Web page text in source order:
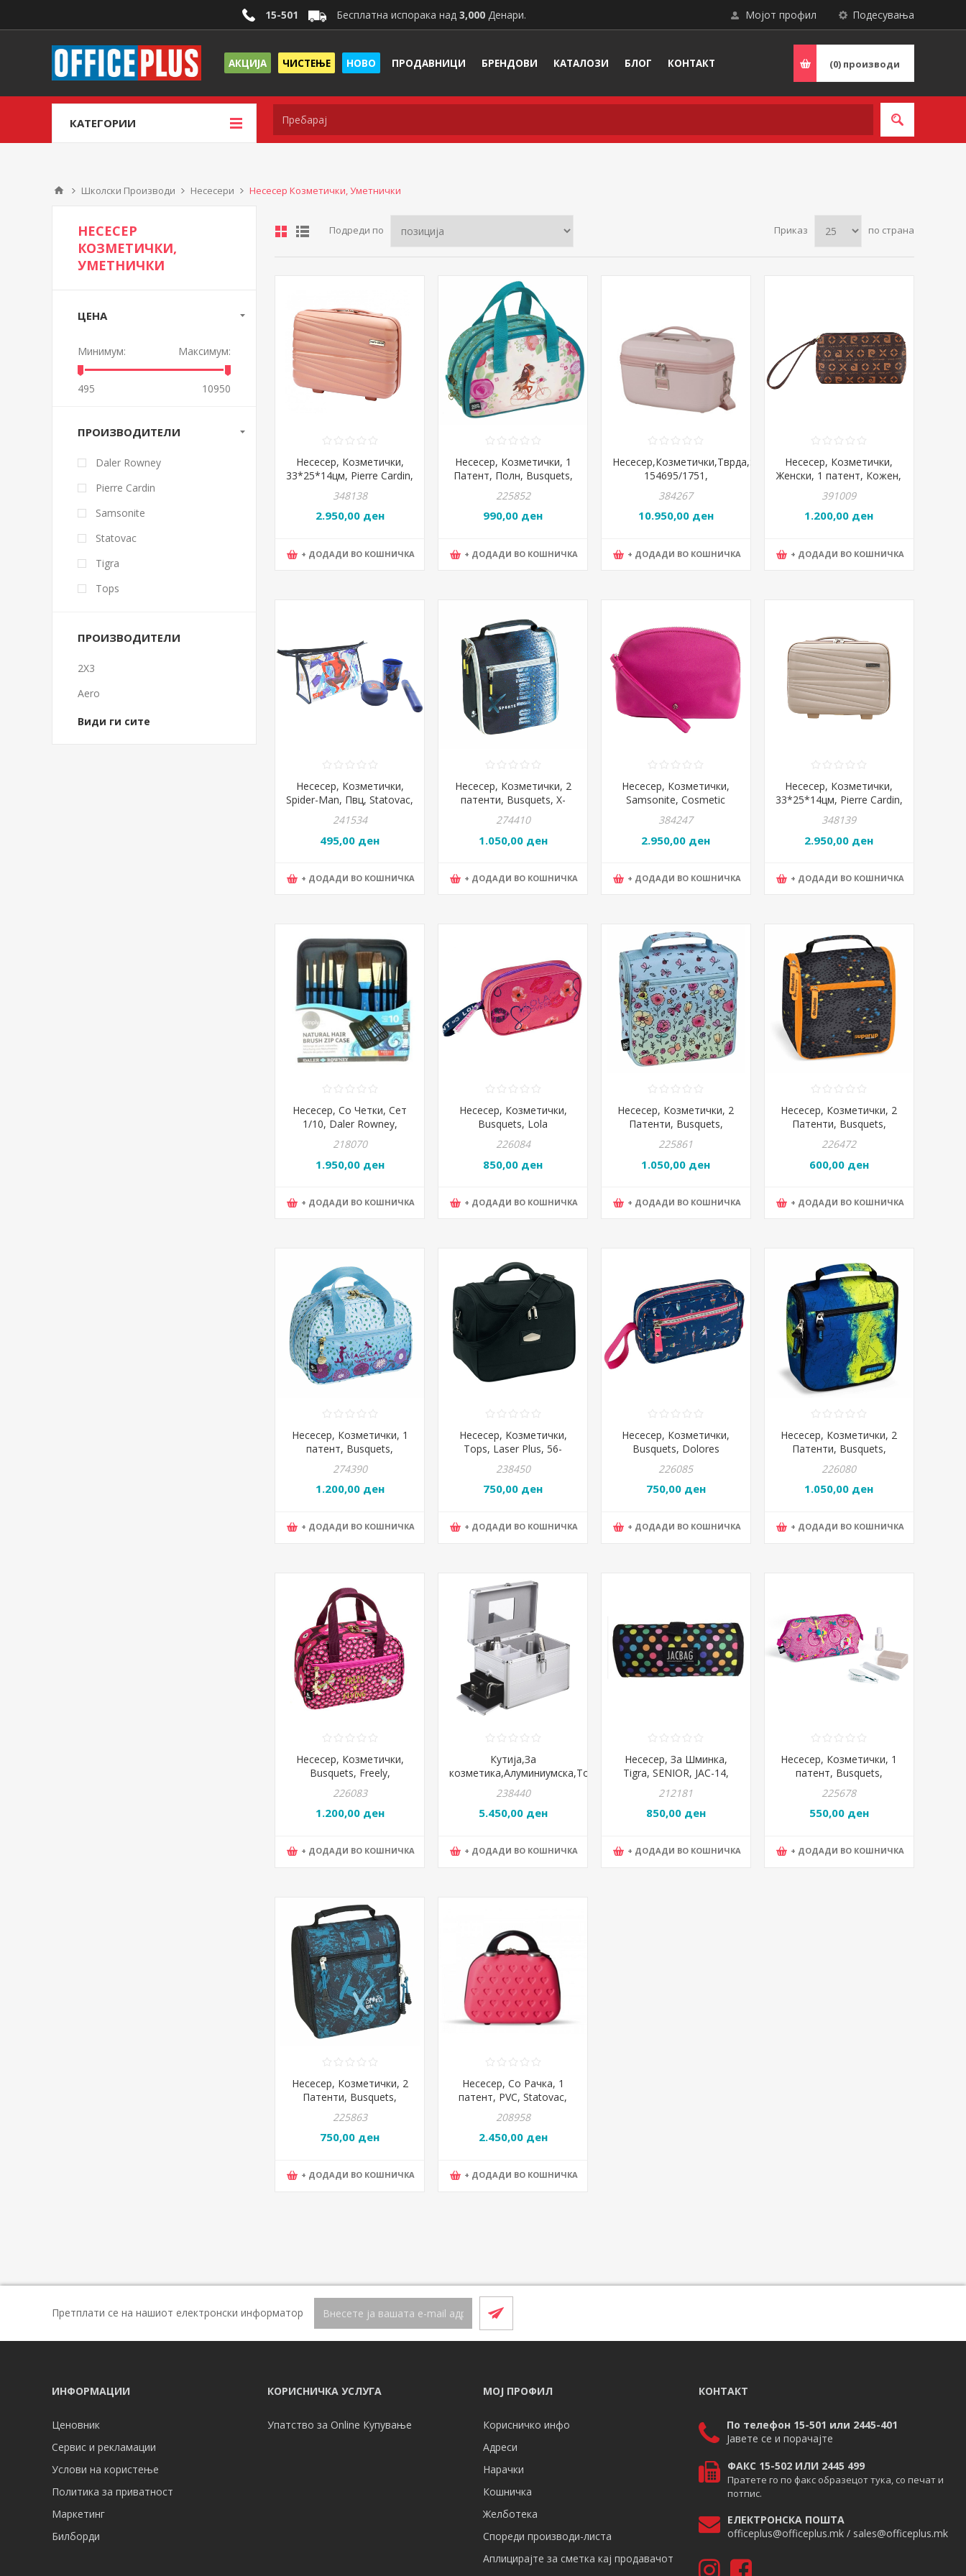
Подесувања
Мојот профил
15-501 Бесплатна испорака над 3,000 Денари.
АКЦИЈА ЧИСТЕЊЕ НОВО ПРОДАВНИЦИ БРЕНДОВИ КАТАЛОЗИ БЛОГ КОНТАКТ (0) производи
КАТЕГОРИИ
Школски Производи Несесери Несесер Козметички, Уметнички
Подреди по Приказ по страна
Несесер, Козметички,
33*25*14цм, Pierre Cardin,
1010 joy3, Розева
348138
2.950,00 ден
+ ДОДАДИ ВО КОШНИЧКА
Несесер, Козметички, 1
Патент, Полн, Busquets,
Coquette, 17.621.09110,
23*17*8цм
225852
990,00 ден
+ ДОДАДИ ВО КОШНИЧКА
Несесер,Козметички,Тврда,Samsonite,Image,
154695/1751,
36*25*24цмРозева
384267
10.950,00 ден
+ ДОДАДИ ВО КОШНИЧКА
Несесер, Козметички,
Женски, 1 патент, Кожен,
Pierre Cardin, 135 miss02,
Кафеава
391009
1.200,00 ден
+ ДОДАДИ ВО КОШНИЧКА
Несесер, Козметички,
Spider-Man, Пвц, Statovac,
Wash pack,
326814/805019
241534
495,00 ден
+ ДОДАДИ ВО КОШНИЧКА
Несесер, Козметички, 2
патенти, Busquets, X-
Sports, 17.623.09420
274410
1.050,00 ден
+ ДОДАДИ ВО КОШНИЧКА
Несесер, Козметички,
Samsonite, Cosmetic
Pouch, 154047/3482,
17*11*6цм, Розева
384247
2.950,00 ден
+ ДОДАДИ ВО КОШНИЧКА
Несесер, Козметички,
33*25*14цм, Pierre Cardin,
1010 Joy03, Корална Kaky
348139
2.950,00 ден
+ ДОДАДИ ВО КОШНИЧКА
Несесер, Со Четки, Сет
1/10, Daler Rowney,
Simply Brush Zip Case,
216919010
218070
1.950,00 ден
+ ДОДАДИ ВО КОШНИЧКА
Несесер, Козметички,
Busquets, Lola
Casademunt ,
18.720.05270, 24*17*10цм
226084
850,00 ден
+ ДОДАДИ ВО КОШНИЧКА
Несесер, Козметички, 2
Патенти, Busquets,
Country, 17.623.09100,
22*22*10цм
225861
1.050,00 ден
+ ДОДАДИ ВО КОШНИЧКА
Несесер, Козметички, 2
Патенти, Busquets,
Superup, 18.723.05030,
22*16*15цм
226472
600,00 ден
+ ДОДАДИ ВО КОШНИЧКА
Несесер, Козметички, 1
патент, Busquets,
274390
1.200,00 ден
+ ДОДАДИ ВО КОШНИЧКА
Несесер, Kозметички,
Tops, Laser Plus, 56-
Црна
238450
750,00 ден
+ ДОДАДИ ВО КОШНИЧКА
Несесер, Козметички,
Busquets, Dolores
24*17*10цм
226085
750,00 ден
+ ДОДАДИ ВО КОШНИЧКА
Несесер, Козметички, 2
Патенти, Busquets,
22*20*10цм
226080
1.050,00 ден
+ ДОДАДИ ВО КОШНИЧКА
Несесер, Козметички,
Busquets, Freely,
226083
1.200,00 ден
+ ДОДАДИ ВО КОШНИЧКА
Кутија,За
козметика,Алуминиумска,Tops,Opal,56-
30.5*21.5*20.5цм,Сребрена
238440
5.450,00 ден
+ ДОДАДИ ВО КОШНИЧКА
Несесер, За Шминка,
Tigra, SENIOR, JAC-14,
212181
850,00 ден
+ ДОДАДИ ВО КОШНИЧКА
Несесер, Козметички, 1
патент, Busquets,
Розева
225678
550,00 ден
+ ДОДАДИ ВО КОШНИЧКА
Несесер, Козметички, 2
Патенти, Busquets,
XSports, 17.623.09130,
22*22*10цм
225863
750,00 ден
+ ДОДАДИ ВО КОШНИЧКА
Несесер, Со Рачка, 1
патент, PVC, Statovac,
NICA, 100130, Розева
208958
2.450,00 ден
+ ДОДАДИ ВО КОШНИЧКА
НЕСЕСЕР
КОЗМЕТИЧКИ,
УМЕТНИЧКИ
ЦЕНА
Минимум: Максимум:
495 10950
ПРОИЗВОДИТЕЛИ
Daler Rowney
Pierre Cardin
Samsonite
Statovac
Tigra
Tops
ПРОИЗВОДИТЕЛИ
2X3
Aero
Види ги сите
Претплати се на нашиот електронски информатор
ИНФОРМАЦИИ
Ценовник
Сервис и рекламации
Услови на користење
Политика за приватност
Маркетинг
Билборди
КОРИСНИЧКА УСЛУГА
Упатство за Online Купување
МОЈ ПРОФИЛ
Корисничко инфо
Адреси
Нарачки
Кошничка
Желботека
Спореди производи-листа
Аплицирајте за сметка кај продавачот
КОНТАКТ
По телефон 15-501 или 2445-401
Јавете се и порачајте
ФАКС 15-502 ИЛИ 2445 499
Пратете го по факс образецот тука, со печат и
потпис.
ЕЛЕКТРОНСКА ПОШТА
officeplus@officeplus.mk / sales@officeplus.mk